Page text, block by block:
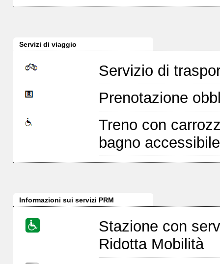
Servizi di viaggio
Servizio di
Prenotazione
Treno con
bagno
Informazioni sui servizi PRM
Stazione con
Ridotta Mobilità